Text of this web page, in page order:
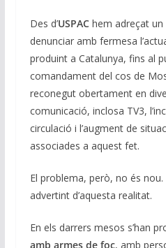
n o
k
p
p
Des d’USPAChem adreçat un
denunciar amb fermesa
produint a Catalunya, fins al
comandament del cos de
reconegut obertament en
comunicació, inclosa TV3,
circulació i l’augment de
associades a aquest fet.
El problema, però, no és
advertint d’aquesta realitat.
En els darrers mesos s’han
amb armes de foc, amb